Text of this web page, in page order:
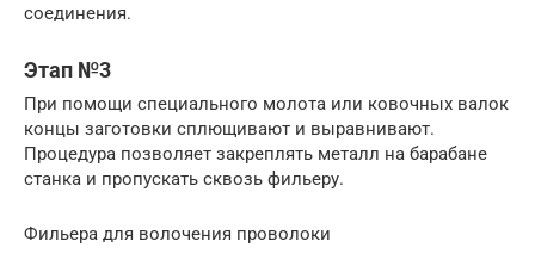
соединения.
Этап №3
При помощи специального молота или ковочных валок
концы заготовки сплющивают и выравнивают.
Процедура позволяет закреплять металл на барабане
станка и пропускать сквозь фильеру.
Фильера для волочения проволоки